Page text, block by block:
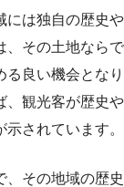
には独自の歴史や
、その土地ならで
良い機会となり
、観光客が歴史や
されています。
、その地域の歴史